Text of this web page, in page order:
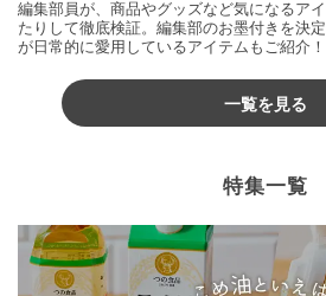
編集部員が、商品やグッズなど気になるア
たりして徹底検証。編集部のお墨付きを決
が日常的に愛用しているアイテムもご紹介！
一覧を見る
特集一覧